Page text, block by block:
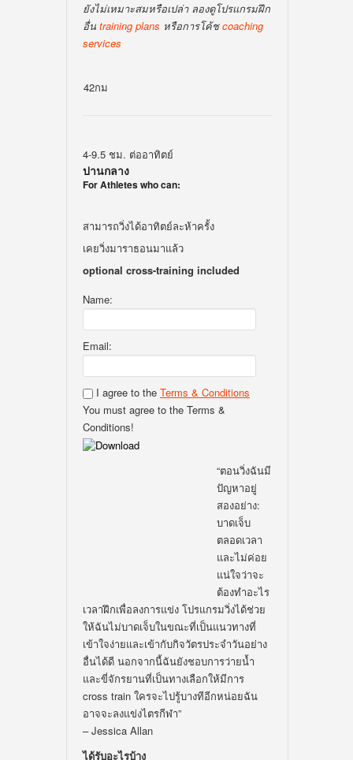
ยังไม่เหมาะสมหรือเปล่า ลองดูโปรแกรมฝึก
อื่น training plans หรือการโค้ช coaching
services
42กม
4-9.5 ชม. ต่ออาทิตย์
ปานกลาง
For Athletes who can:
สามารถวิ่งได้อาทิตย์ละห้าครั้ง
เคยวิ่งมาราธอนมาแล้ว
optional cross-training included
Name:
Email:
I agree to the Terms & Conditions
You must agree to the Terms &
Conditions!
“ตอนวิ่งฉันมี
ปัญหาอยู่
สองอย่าง:
บาดเจ็บ
ตลอดเวลา
และไม่ค่อย
แน่ใจว่าจะ
ต้องทำอะไร
เวลาฝึกเพื่อลงการแข่ง โปรแกรมวิ่งได้ช่วย
ให้ฉันไม่บาดเจ็บในขณะที่เป็นแนวทางที่
เข้าใจง่ายและเข้ากับกิจวัตรประจำวันอย่าง
อื่นได้ดี นอกจากนี้ฉันยังชอบการว่ายน้ำ
และขี่จักรยานที่เป็นทางเลือกให้มีการ
cross train ใครจะไปรู้บางทีอีกหน่อยฉัน
อาจจะลงแข่งไตรกีฬา”
– Jessica Allan
ได้รับอะไรบ้าง